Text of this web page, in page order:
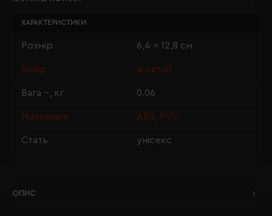
ХАРАКТЕРИСТИКИ
Розмір 6,4 x 12,8 см
Колір жовтий
Вага ~, кг 0.06
Матеріали ABS, PVC
Стать унісекс
ОПИС